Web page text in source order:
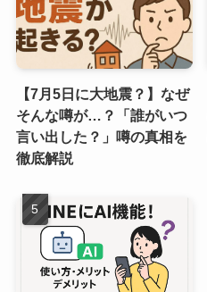
【7月5日に大地震？】なぜ
そんな噂が…？「誰がいつ
言い出した？」噂の真相を
徹底解説